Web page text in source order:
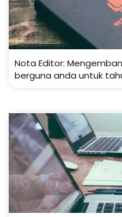
Nota Editor:
berguna anda untuk